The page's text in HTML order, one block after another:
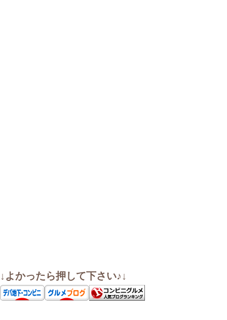
↓よかったら押して下さい♪↓